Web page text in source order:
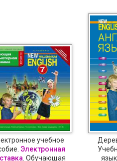
учебное
Электронная
. Обучающая